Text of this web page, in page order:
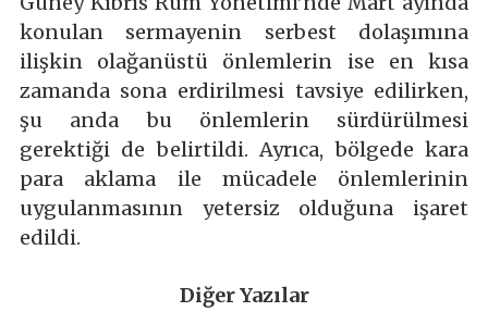
konulan sermayenin serbest dolaşımına
ilişkin olağanüstü önlemlerin ise en kısa
zamanda sona erdirilmesi tavsiye edilirken,
şu anda bu önlemlerin sürdürülmesi
gerektiği de belirtildi. Ayrıca, bölgede kara
para aklama ile mücadele önlemlerinin
uygulanmasının yetersiz olduğuna işaret
edildi.
Diğer Yazılar